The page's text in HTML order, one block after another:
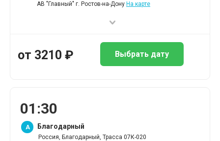
АВ "Главный" г. Ростов-на-Дону На карте
от 3210 ₽ Выбрать дату
01 :30
A Благодарный
Россия, Благодарный, Трасса 07К-020